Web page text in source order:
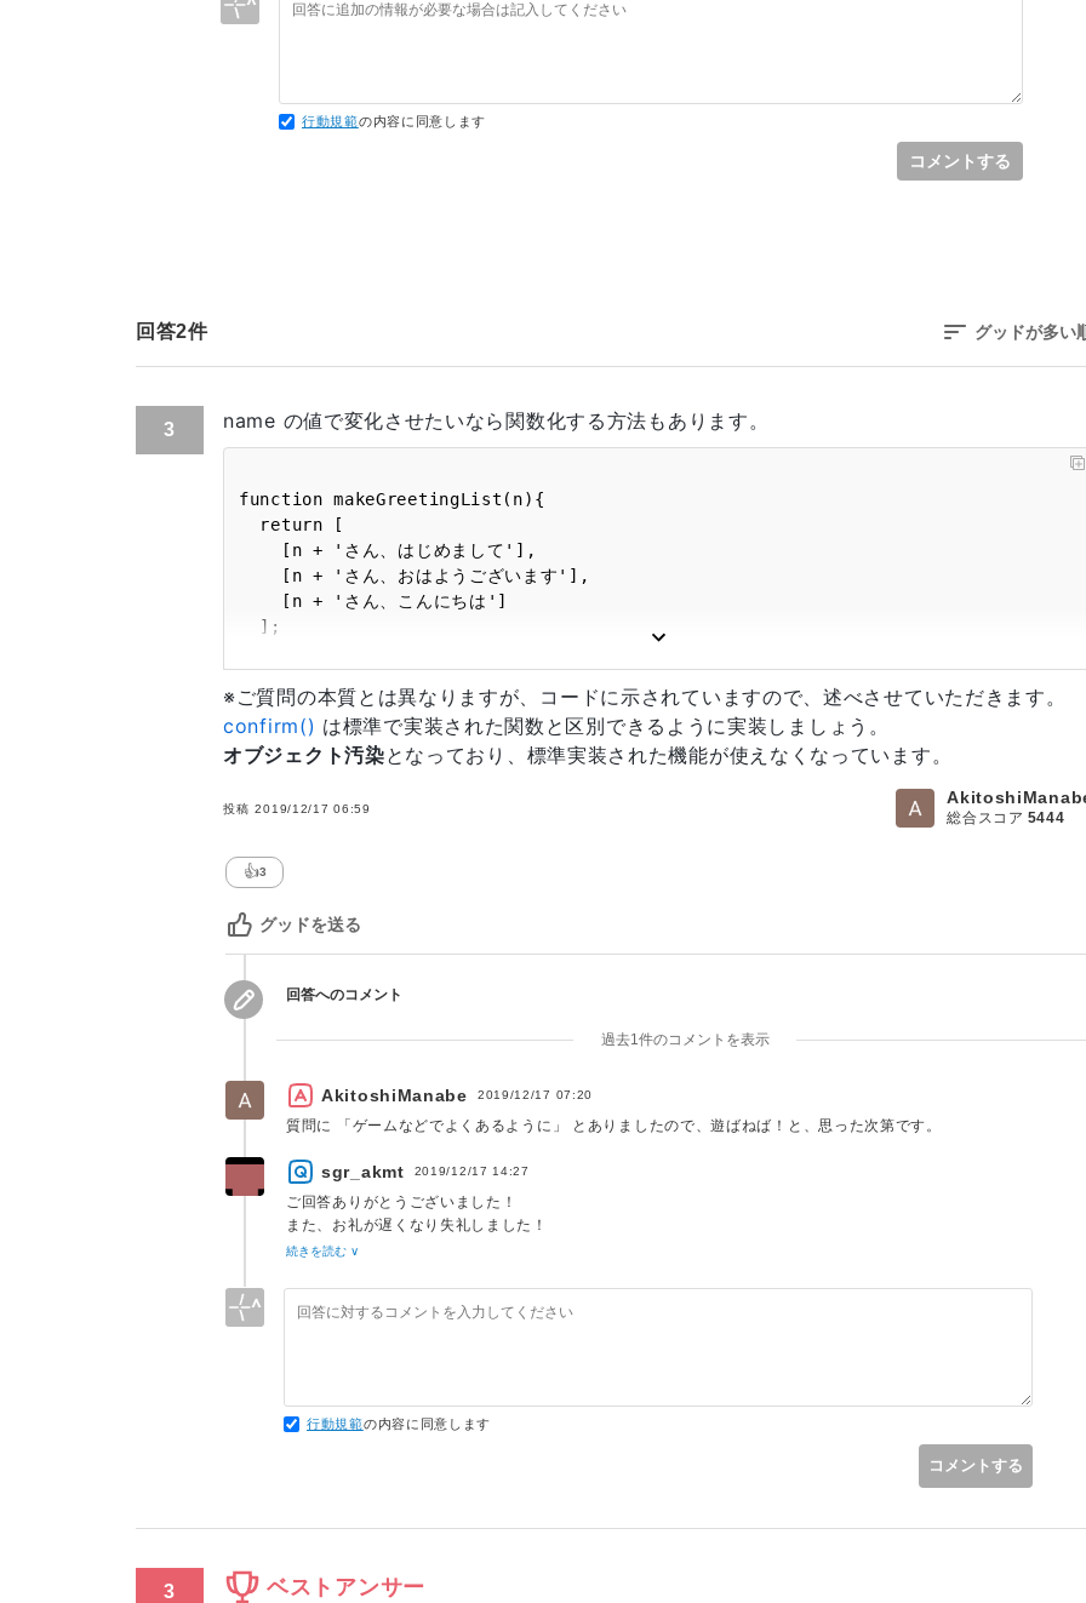
行動規範の内容に同意します
コメントする
回答2件 グッドが多い
3 name の値で変化させたいなら関数化する方法もあります。
function makeGreetingList(n){
console.log( makeGreetingList("Oh!Ba") );
console.log( makeGreetingList("Oh!Ni") );
console.log( makeGreetingList("Oh!Ne") );
※ご質問の本質とは異なりますが、コードに示されていますので、述べさせていただきます。
confirm() は標準で実装された関数と区別できるように実装しましょう。
オブジェクト汚染となっており、標準実装された機能が使えなくなっています。
投稿 2019/12/17 06:59
総合スコア 5444
👍3
グッドを送る
回答へのコメント
過去1件のコメントを表示
AkitoshiManabe 2019/12/17 07:20
質問に 「ゲームなどでよくあるように」 とありましたので、遊ばねば！と、思った次第です。
sgr_akmt 2019/12/17 14:27
ご回答ありがとうございました！
また、お礼が遅くなり失礼しました！
これまであまり気にしてこなかった点なので勉強になりました！
ご教示いただきありがとうございました！
続きを読む ∨
行動規範の内容に同意します
コメントする
3 ベストアンサー